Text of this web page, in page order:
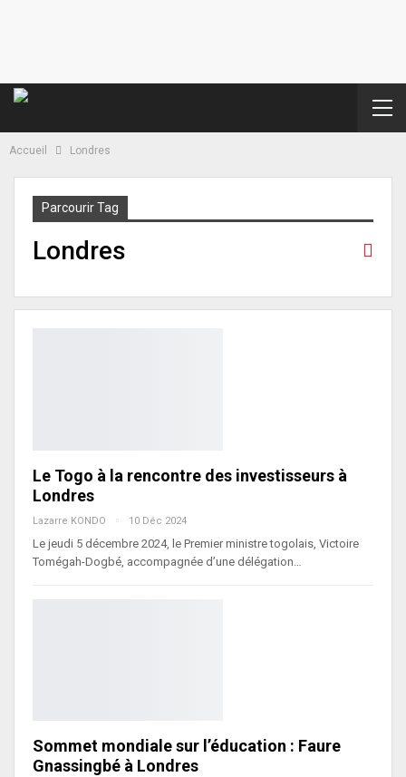
Accueil Londres
Parcourir Tag
Londres
Le Togo à la rencontre des investisseurs à
Londres
Lazarre KONDO 10 Déc 2024
Le jeudi 5 décembre 2024, le Premier ministre togolais, Victoire
Tomégah-Dogbé, accompagnée d’une délégation…
Sommet mondiale sur l’éducation : Faure
Gnassingbé à Londres